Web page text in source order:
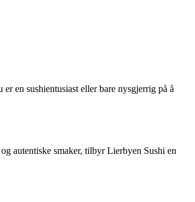
en sushientusiast eller bare nysgjerrig på å
autentiske smaker, tilbyr Lierbyen Sushi en